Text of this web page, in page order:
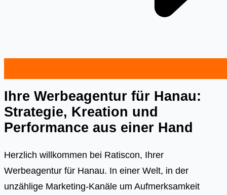
Ihre Werbeagentur für Hanau:
Strategie, Kreation und
Performance aus einer Hand
Herzlich willkommen bei Ratiscon, Ihrer
Werbeagentur für Hanau. In einer Welt, in der
unzählige Marketing-Kanäle um Aufmerksamkeit